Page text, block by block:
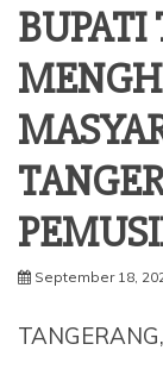
BUPATI
September 18,